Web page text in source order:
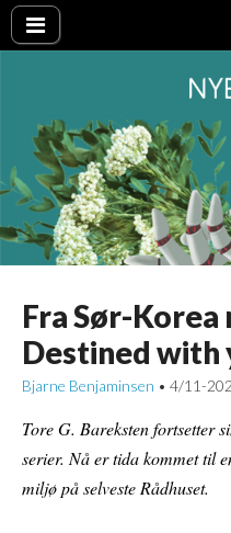
Nye
Fra Sør-
Destined with
Bjarne Benjaminsen • 4/11-
Tore G. Bareksten fortsetter
serier. Nå er tida kommet til
miljø på selveste Rådhuset.